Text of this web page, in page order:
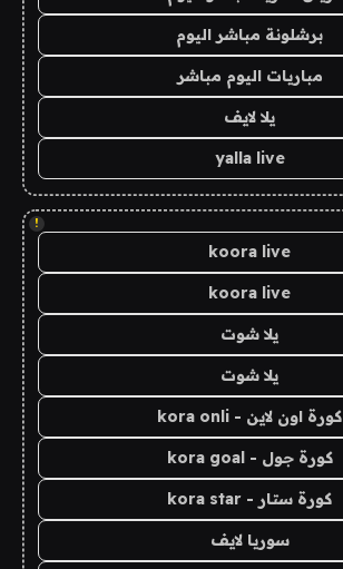
برشلونة مباشر اليوم
مباريات اليوم مباشر
يلا لايف
yalla live
!
koora live
koora live
يلا شوت
يلا شوت
كورة اون لاين - kora onli
كورة جول - kora goal
كورة ستار - kora star
سوريا لايف